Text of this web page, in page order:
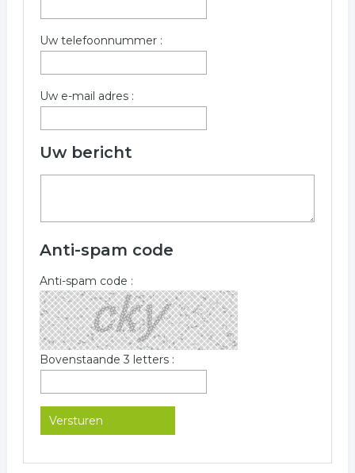
Uw telefoonnummer :
Uw e-mail adres :
Uw bericht
Anti-spam code
Anti-spam code :
Bovenstaande 3 letters :